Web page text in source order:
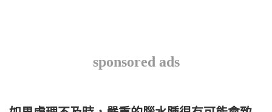
sponsored ads